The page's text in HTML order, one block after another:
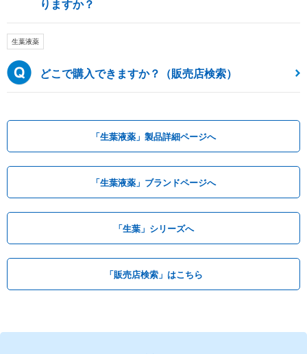
りますか？
生葉液薬
どこで購入できますか？（販売店検索）
「生葉液薬」製品詳細ページへ
「生葉液薬」ブランドページへ
「生葉」シリーズへ
「販売店検索」はこちら